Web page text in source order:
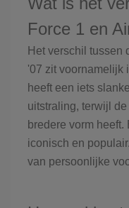
Force 1 en
Het verschil tussen
'07 zit voornamelijk
heeft een iets
uitstraling, terwijl
bredere vorm
iconisch en
van persoonlijke